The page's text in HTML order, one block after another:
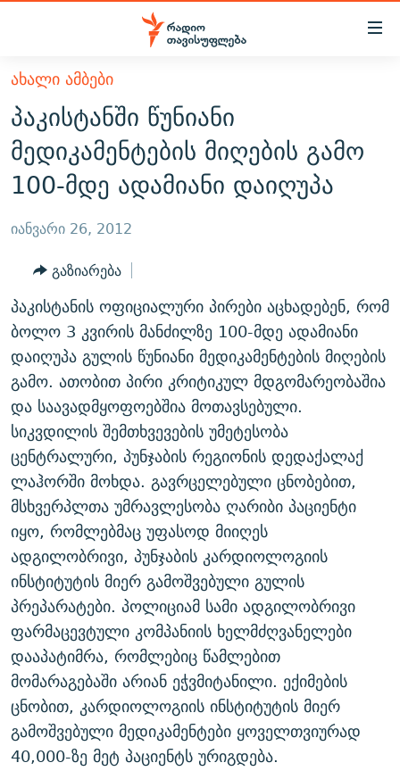
Accessibility
მთავარ
შინაარსზე
დაბრუნება
მთავარ
ნავიგაციაზე
დაბრუნება
ძიებაზე
ᲐᲮᲐᲚᲘ ᲐᲛᲑᲔᲑᲘ
ᲗᲔᲛᲔᲑᲘ
ᲞᲝᲚᲘᲢᲘᲙᲐ
ᲔᲙᲝᲜᲝᲛᲘᲙᲐ
ᲡᲐᲖᲝᲒᲐᲓᲝᲔᲑᲐ
ᲕᲘᲓᲔᲝ
ᲑᲚᲝᲒᲔᲑᲘ
ᲞᲝᲓᲙᲐᲡᲢᲔᲑᲘ
60 ᲓᲔᲪᲘᲑᲔᲚᲘ
ᲒᲐᲜᲙᲘᲗᲮᲕᲘᲡ ᲓᲦᲔ
ᲓᲘᲚᲘᲡ ᲡᲐᲣᲑᲠᲔᲑᲘ
ᲛᲝᲚᲐᲞᲐᲠᲐᲙᲔ ᲢᲔᲥᲡᲢᲔᲑᲘ
ᲨᲘᲜ - ᲣᲪᲮᲝᲔᲗᲨᲘ
ᲚᲘᲢᲔᲠᲐᲢᲣᲠᲣᲚᲘ ᲬᲐᲮᲜᲐᲒᲔᲑᲘ
ᲐᲛᲔᲠᲘᲙᲣᲚᲘ ᲛᲝᲗᲮᲠᲝᲑᲐ
ᲘᲛᲞᲔᲠᲘᲐ ᲓᲐ ᲠᲐᲓᲘᲝ
ᲤᲔᲜᲝᲕᲐᲜᲘ - 2.10
ᲗᲥᲕᲔᲜᲘ ᲞᲣᲑᲚᲘᲙᲐᲪᲘᲔᲑᲘ
ᲞᲠᲝᲔᲥᲢᲔᲑᲘ
ᲣᲙᲠᲐᲘᲜᲐᲨᲘ ᲓᲐᲦᲣᲞᲣᲚᲘ ᲥᲐᲠᲗᲕᲔᲚᲘ ᲛᲔᲑᲠᲫᲝᲚᲔᲑᲘ - 2022
ᲓᲐᲛᲝᲣᲙᲘᲓᲔᲑᲚᲝᲑᲘᲡ 100 ᲬᲔᲚᲘ
ᲩᲔᲛᲘ ᲡᲘᲙᲕᲓᲘᲚᲘᲡ ᲛᲘᲖᲔᲖᲘᲐ COVID-19
11 ᲬᲔᲚᲘ - 11 ᲐᲛᲑᲐᲕᲘ
ᲡᲐᲞᲐᲠᲚᲐᲛᲔᲜᲢᲝ ᲐᲠᲩᲔᲕᲜᲔᲑᲘᲡ ᲘᲡᲢᲝᲠᲘᲐ
ᲑᲐᲕᲨᲕᲔᲑᲘ ᲞᲠᲝᲡᲢᲘᲢᲣᲪᲘᲐᲨᲘ - ᲐᲛᲝᲣᲗᲥᲛᲔᲚᲘ ᲐᲛᲑᲐᲕᲘ
5 ᲐᲛᲑᲐᲕᲘ - 20 ᲘᲕᲜᲘᲡᲡ ᲓᲐᲨᲐᲕᲔᲑᲣᲚᲔᲑᲘ
ᲐᲒᲕᲘᲡᲢᲝᲡ ᲝᲛᲘ
ПРИВЕТ ᲙᲣᲚᲢᲣᲠᲐ
ЭХО КАВКАЗА
ᲒᲐᲛᲝᲘᲬᲔᲠᲔ
რთე/რთ-ის ყველა საიტი
ᲐᲮᲐᲚᲘ ᲐᲛᲑᲔᲑᲘ
პაკისტანში წუნიანი
მედიკამენტების მიღების გამო
100-მდე ადამიანი დაიღუპა
იანვარი 26, 2012
გაზიარება
პაკისტანის ოფიციალური პირები აცხადებენ, რომ
ბოლო 3 კვირის მანძილზე 100-მდე ადამიანი
დაიღუპა გულის წუნიანი მედიკამენტების მიღების
გამო. ათობით პირი კრიტიკულ მდგომარეობაშია
და საავადმყოფოებშია მოთავსებული.
სიკვდილის შემთხვევების უმეტესობა
ცენტრალური, პუნჯაბის რეგიონის დედაქალაქ
ლაჰორში მოხდა. გავრცელებული ცნობებით,
მსხვერპლთა უმრავლესობა ღარიბი პაციენტი
იყო, რომლებმაც უფასოდ მიიღეს
ადგილობრივი, პუნჯაბის კარდიოლოგიის
ინსტიტუტის მიერ გამოშვებული გულის
პრეპარატები. პოლიციამ სამი ადგილობრივი
ფარმაცევტული კომპანიის ხელმძღვანელები
დააპატიმრა, რომლებიც წამლებით
მომარაგებაში არიან ეჭვმიტანილი. ექიმების
ცნობით, კარდიოლოგიის ინსტიტუტის მიერ
გამოშვებული მედიკამენტები ყოველთვიურად
40,000-ზე მეტ პაციენტს ურიგდება.